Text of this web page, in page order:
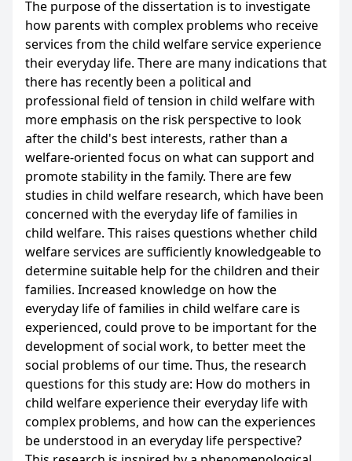
The purpose of the dissertation is to investigate
how parents with complex problems who receive
services from the child welfare service experience
their everyday life. There are many indications that
there has recently been a political and
professional field of tension in child welfare with
more emphasis on the risk perspective to look
after the child's best interests, rather than a
welfare-oriented focus on what can support and
promote stability in the family. There are few
studies in child welfare research, which have been
concerned with the everyday life of families in
child welfare. This raises questions whether child
welfare services are sufficiently knowledgeable to
determine suitable help for the children and their
families. Increased knowledge on how the
everyday life of families in child welfare care is
experienced, could prove to be important for the
development of social work, to better meet the
social problems of our time. Thus, the research
questions for this study are: How do mothers in
child welfare experience their everyday life with
complex problems, and how can the experiences
be understood in an everyday life perspective?